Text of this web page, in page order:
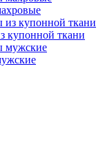
купонной ткани